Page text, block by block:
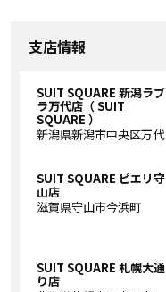
支店情報
SUIT SQUARE 新潟ラブ
ラ万代店（ SUIT
SQUARE ）
新潟県新潟市中央区万代
SUIT SQUARE ピエリ守
山店
滋賀県守山市今浜町
SUIT SQUARE 札幌大通
り店